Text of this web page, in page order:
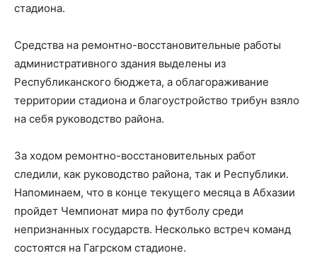
стадиона.
Средства на ремонтно-восстановительные работы
административного здания выделены из
Республиканского бюджета, а облагораживание
территории стадиона и благоустройство трибун взяло
на себя руководство района.
За ходом ремонтно-восстановительных работ
следили, как руководство района, так и Республики.
Напоминаем, что в конце текущего месяца в Абхазии
пройдет Чемпионат мира по футболу среди
непризнанных государств. Несколько встреч команд
состоятся на Гагрском стадионе.